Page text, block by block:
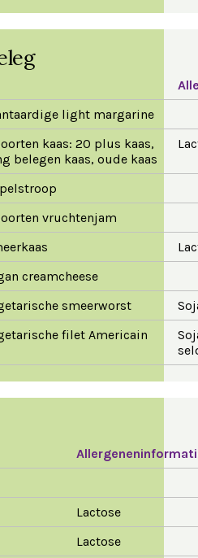
light margarine
kaas: 20 plus kaas,
belegen kaas, oude kaas
vruchtenjam
creamcheese
smeerworst
filet Americain
Lactose
Lactose